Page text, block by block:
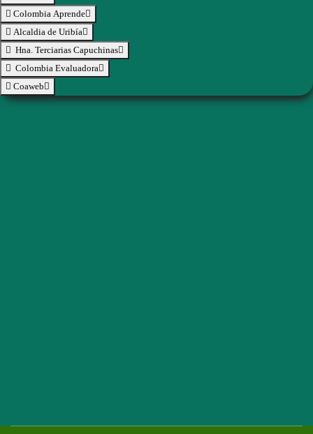
Colombia Aprende
Alcaldia de Uribía
Hna. Terciarias Capuchinas
Colombia Evaluadora
Coaweb